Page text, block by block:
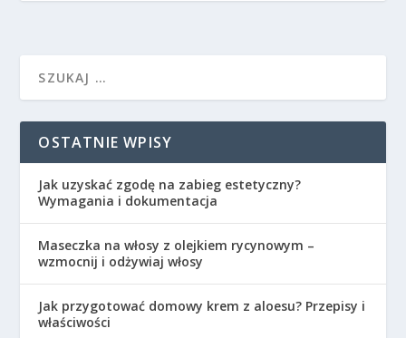
OSTATNIE WPISY
Jak uzyskać zgodę na zabieg estetyczny?
Wymagania i dokumentacja
Maseczka na włosy z olejkiem rycynowym –
wzmocnij i odżywiaj włosy
Jak przygotować domowy krem z aloesu? Przepisy i
właściwości